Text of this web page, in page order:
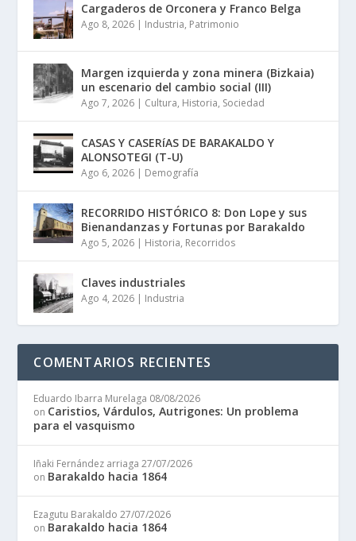
Cargaderos de Orconera y Franco Belga
Ago 8, 2026 | Industria, Patrimonio
Margen izquierda y zona minera (Bizkaia)
un escenario del cambio social (III)
Ago 7, 2026 | Cultura, Historia, Sociedad
CASAS Y CASERíAS DE BARAKALDO Y
ALONSOTEGI (T-U)
Ago 6, 2026 | Demografía
RECORRIDO HISTÓRICO 8: Don Lope y sus
Bienandanzas y Fortunas por Barakaldo
Ago 5, 2026 | Historia, Recorridos
Claves industriales
Ago 4, 2026 | Industria
COMENTARIOS RECIENTES
Eduardo Ibarra Murelaga 08/08/2026
on Caristios, Várdulos, Autrigones: Un problema
para el vasquismo
Iñaki Fernández arriaga 27/07/2026
on Barakaldo hacia 1864
Ezagutu Barakaldo 27/07/2026
on Barakaldo hacia 1864